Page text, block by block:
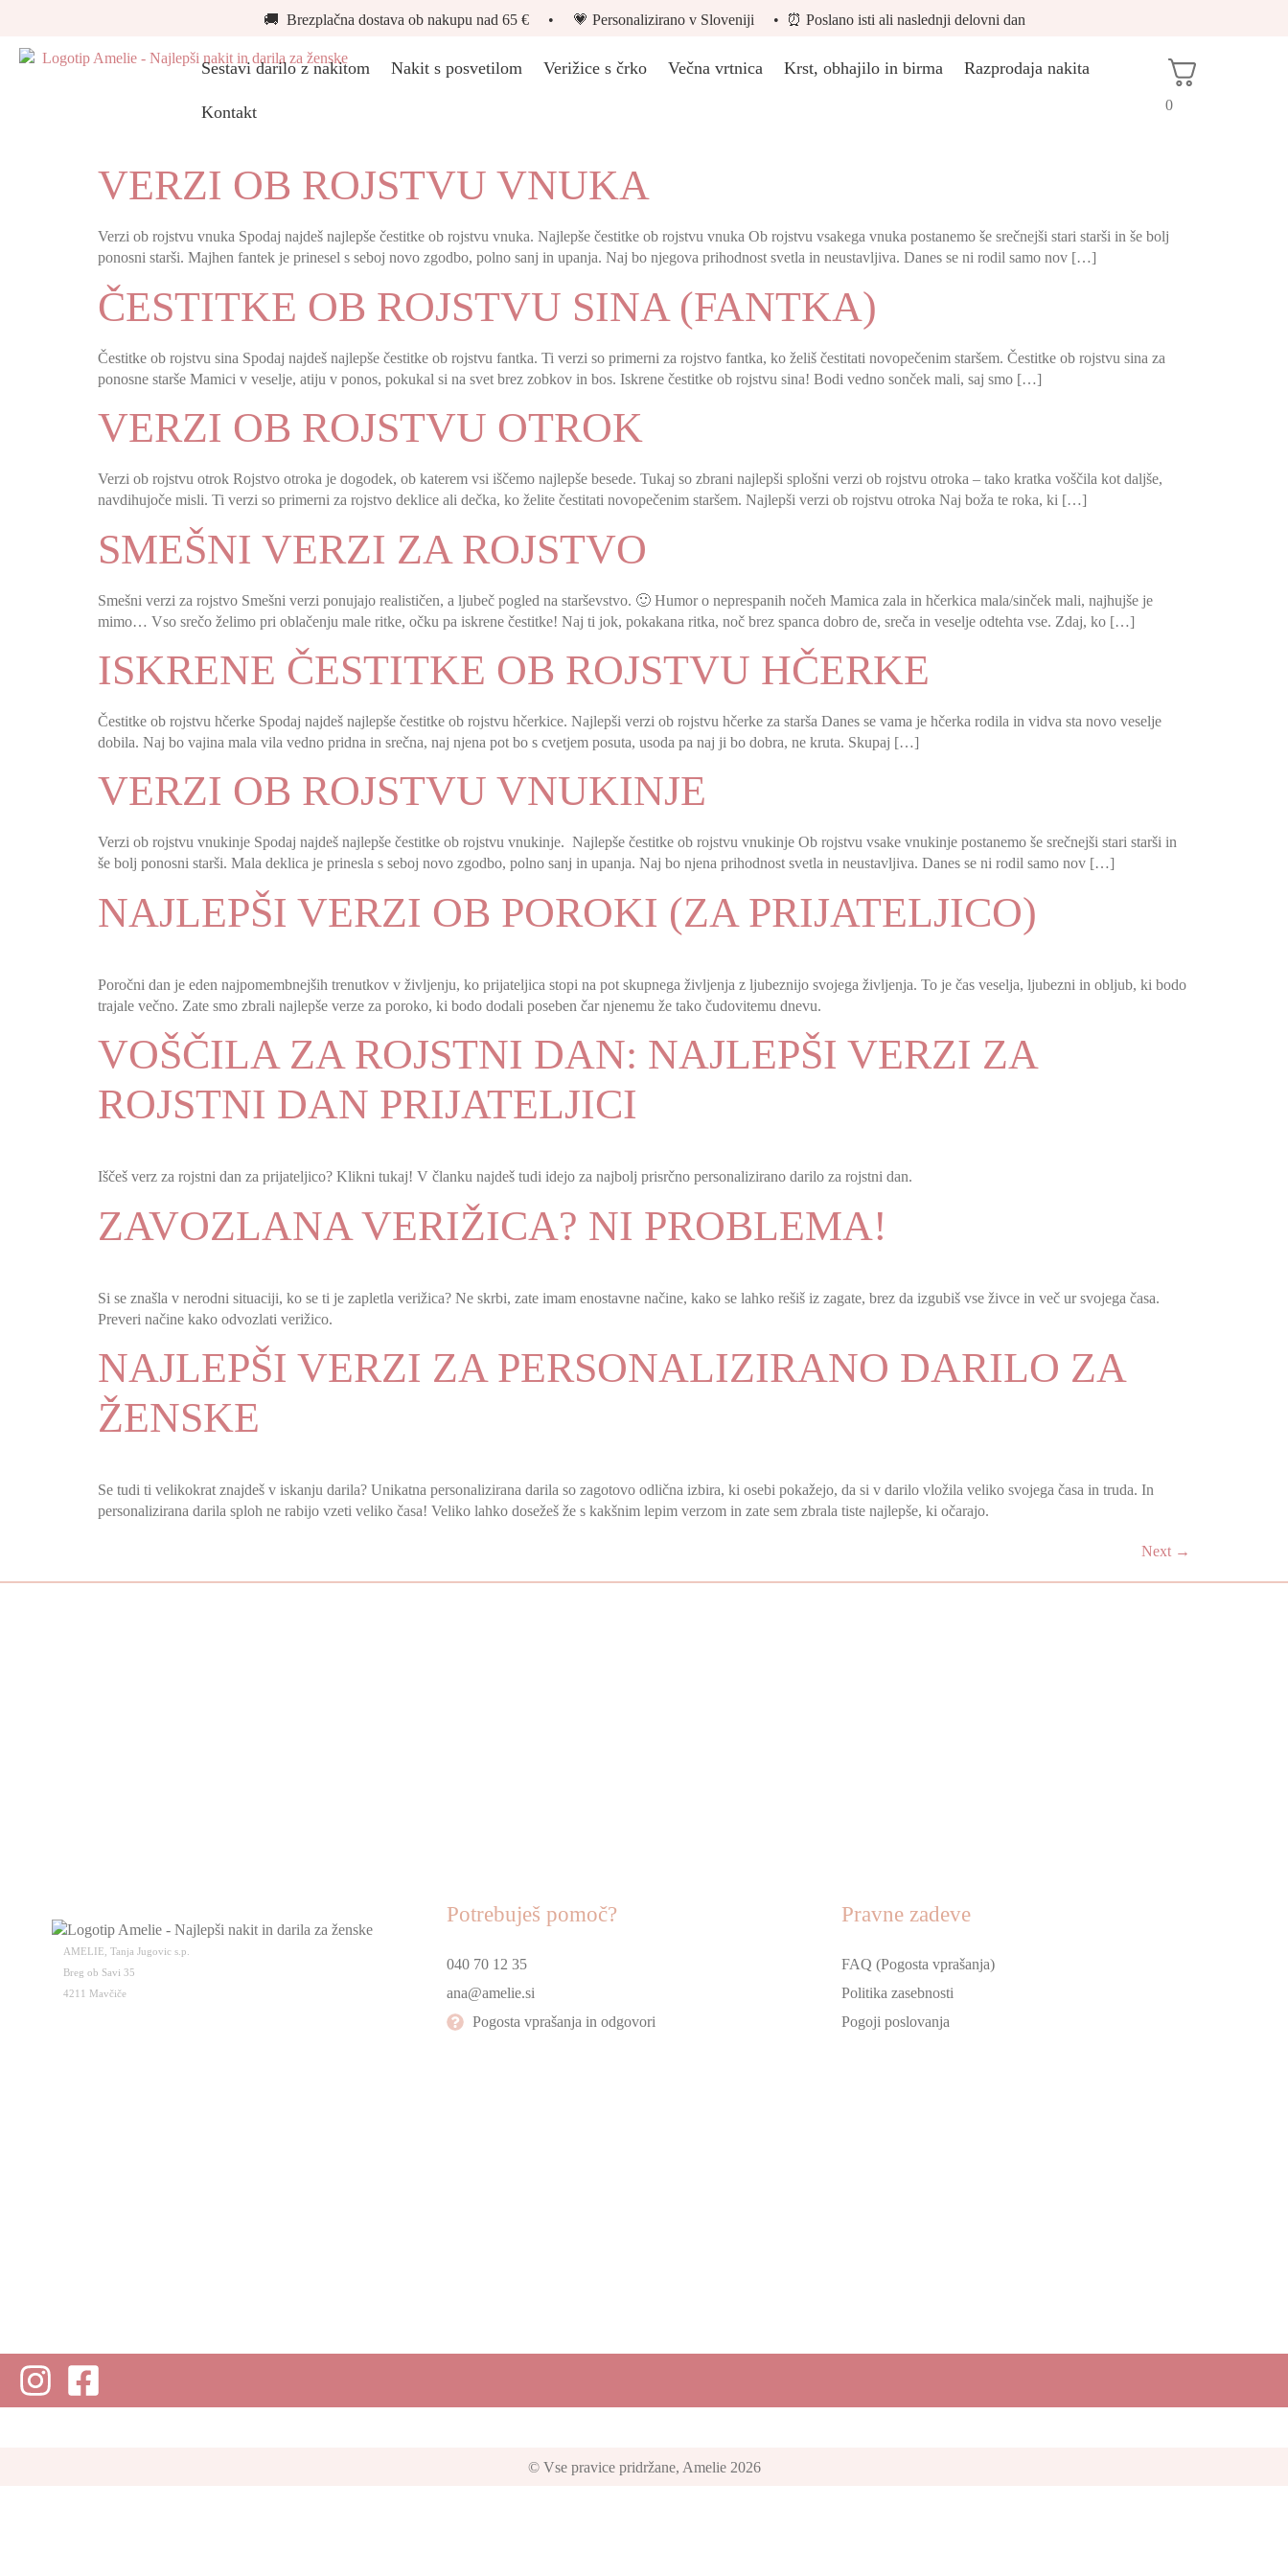
🚚 Brezplačna dostava ob nakupu nad 65 € • 💗 Personalizirano v Sloveniji • ⏰ Poslano isti ali naslednji delovni dan
Sestavi darilo z nakitom Nakit s posvetilom Verižice s črko Večna vrtnica Krst, obhajilo in birma Razprodaja nakita
Kontakt 0
VERZI OB ROJSTVU VNUKA
Verzi ob rojstvu vnuka Spodaj najdeš najlepše čestitke ob rojstvu vnuka. Najlepše čestitke ob rojstvu vnuka Ob rojstvu vsakega vnuka postanemo še srečnejši stari starši in še bolj
ponosni starši. Majhen fantek je prinesel s seboj novo zgodbo, polno sanj in upanja. Naj bo njegova prihodnost svetla in neustavljiva. Danes se ni rodil samo nov […]
ČESTITKE OB ROJSTVU SINA (FANTKA)
Čestitke ob rojstvu sina Spodaj najdeš najlepše čestitke ob rojstvu fantka. Ti verzi so primerni za rojstvo fantka, ko želiš čestitati novopečenim staršem. Čestitke ob rojstvu sina za
ponosne starše Mamici v veselje, atiju v ponos, pokukal si na svet brez zobkov in bos. Iskrene čestitke ob rojstvu sina! Bodi vedno sonček mali, saj smo […]
VERZI OB ROJSTVU OTROK
Verzi ob rojstvu otrok Rojstvo otroka je dogodek, ob katerem vsi iščemo najlepše besede. Tukaj so zbrani najlepši splošni verzi ob rojstvu otroka – tako kratka voščila kot daljše,
navdihujoče misli. Ti verzi so primerni za rojstvo deklice ali dečka, ko želite čestitati novopečenim staršem. Najlepši verzi ob rojstvu otroka Naj boža te roka, ki […]
SMEŠNI VERZI ZA ROJSTVO
Smešni verzi za rojstvo Smešni verzi ponujajo realističen, a ljubeč pogled na starševstvo. 🙂 Humor o neprespanih nočeh Mamica zala in hčerkica mala/sinček mali, najhujše je
mimo… Vso srečo želimo pri oblačenju male ritke, očku pa iskrene čestitke! Naj ti jok, pokakana ritka, noč brez spanca dobro de, sreča in veselje odtehta vse. Zdaj, ko […]
ISKRENE ČESTITKE OB ROJSTVU HČERKE
Čestitke ob rojstvu hčerke Spodaj najdeš najlepše čestitke ob rojstvu hčerkice. Najlepši verzi ob rojstvu hčerke za starša Danes se vama je hčerka rodila in vidva sta novo veselje
dobila. Naj bo vajina mala vila vedno pridna in srečna, naj njena pot bo s cvetjem posuta, usoda pa naj ji bo dobra, ne kruta. Skupaj […]
VERZI OB ROJSTVU VNUKINJE
Verzi ob rojstvu vnukinje Spodaj najdeš najlepše čestitke ob rojstvu vnukinje. Najlepše čestitke ob rojstvu vnukinje Ob rojstvu vsake vnukinje postanemo še srečnejši stari starši in
še bolj ponosni starši. Mala deklica je prinesla s seboj novo zgodbo, polno sanj in upanja. Naj bo njena prihodnost svetla in neustavljiva. Danes se ni rodil samo nov […]
NAJLEPŠI VERZI OB POROKI (ZA PRIJATELJICO)
Poročni dan je eden najpomembnejših trenutkov v življenju, ko prijateljica stopi na pot skupnega življenja z ljubeznijo svojega življenja. To je čas veselja, ljubezni in obljub, ki bodo
trajale večno. Zate smo zbrali najlepše verze za poroko, ki bodo dodali poseben čar njenemu že tako čudovitemu dnevu.
VOŠČILA ZA ROJSTNI DAN: NAJLEPŠI VERZI ZA
ROJSTNI DAN PRIJATELJICI
Iščeš verz za rojstni dan za prijateljico? Klikni tukaj! V članku najdeš tudi idejo za najbolj prisrčno personalizirano darilo za rojstni dan.
ZAVOZLANA VERIŽICA? NI PROBLEMA!
Si se znašla v nerodni situaciji, ko se ti je zapletla verižica? Ne skrbi, zate imam enostavne načine, kako se lahko rešiš iz zagate, brez da izgubiš vse živce in več ur svojega časa.
Preveri načine kako odvozlati verižico.
NAJLEPŠI VERZI ZA PERSONALIZIRANO DARILO ZA
ŽENSKE
Se tudi ti velikokrat znajdeš v iskanju darila? Unikatna personalizirana darila so zagotovo odlična izbira, ki osebi pokažejo, da si v darilo vložila veliko svojega časa in truda. In
personalizirana darila sploh ne rabijo vzeti veliko časa! Veliko lahko dosežeš že s kakšnim lepim verzom in zate sem zbrala tiste najlepše, ki očarajo.
Next →
AMELIE, Tanja Jugovic s.p.
Breg ob Savi 35
4211 Mavčiče
Potrebuješ pomoč?
040 70 12 35
ana@amelie.si
Pogosta vprašanja in odgovori
Pravne zadeve
FAQ (Pogosta vprašanja)
Politika zasebnosti
Pogoji poslovanja
© Vse pravice pridržane, Amelie 2026